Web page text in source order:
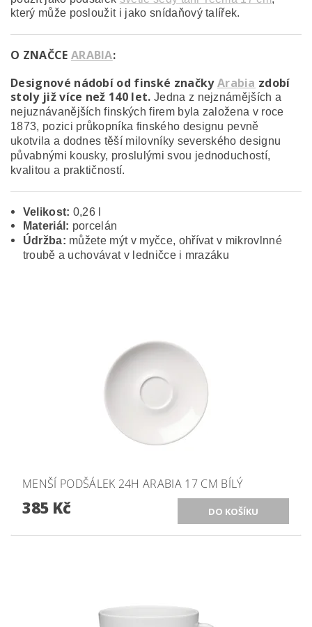
který může posloužit i jako snídaňový talířek.
O ZNAČCE ARABIA:
Designové nádobí od finské značkyArabia zdobí
stoly již více než 140 let. Jedna z nejznámějších a
nejuznávanějších finských firem byla založena v roce
1873, pozici průkopníka finského designu pevně
ukotvila a dodnes těší milovníky severského designu
půvabnými kousky, proslulými svou jednoduchostí,
kvalitou a praktičností.
Velikost: 0,26 l
Materiál: porcelán
Údržba: můžete mýt v myčce, ohřívat v mikrovlnné
troubě a uchovávat v ledničce i mrazáku
MENŠÍ PODŠÁLEK 24H ARABIA 17 CM BÍLÝ
385 Kč